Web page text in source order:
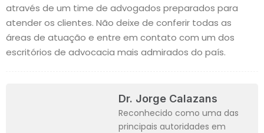
através de um time de advogados preparados para
atender os clientes. Não deixe de conferir todas as
áreas de atuação e entre em contato com um dos
escritórios de advocacia mais admirados do país.
Dr. Jorge Calazans
Reconhecido como uma das
principais autoridades em